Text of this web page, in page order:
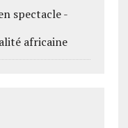
spectacle -
africaine